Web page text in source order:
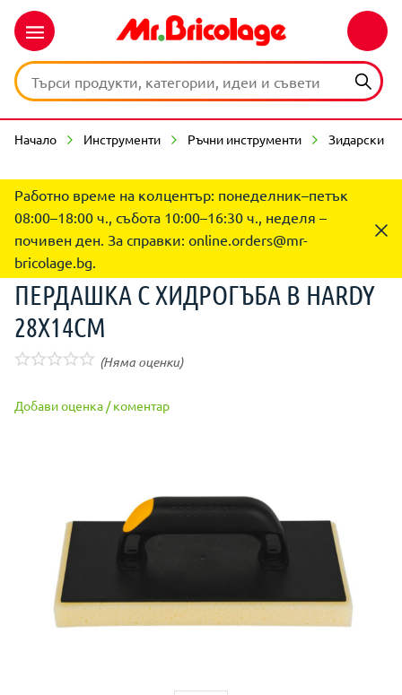
Начало Инструменти Ръчни инструменти Зидарски
Работно време на колцентър: понеделник–петък
08:00–18:00 ч., събота 10:00–16:30 ч., неделя –
почивен ден. За справки: online.orders@mr-
bricolage.bg.
ПЕРДАШКА С ХИДРОГЪБА B HARDY
28Х14СМ
(Няма оценки)
Добави оценка / коментар